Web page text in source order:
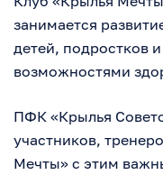
занимается
детей, подростков
возможностями
ПФК «Крылья
участников,
Мечты» с этим